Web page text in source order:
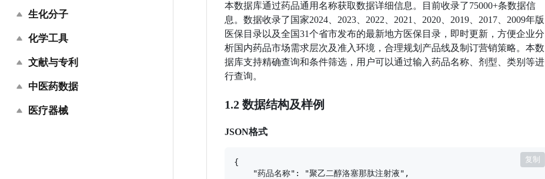
医保药品
基药目录
参比制剂目录
一致性评价
医院销售数据
药店销售数据
全国样本医院销售数据
医药交易
医药投融资
超说明书用药
特殊人群用药
药物相互作用
重复用药
禁忌症
国内外临床指南和共识
疾病专题（专业版）
疾病专题（科普版）
罕见病知识库
人类表型库
生化分子
化合物标识信息
反应信息
谱图数据
物化及计算性质
化学工具
核磁碳谱位移推理
化学结构式图像识别
编码渲染图片
文献与专利
著录项目
基本法律状态
中医药数据
中医药方剂
医疗器械
本数据库通过药品通用名称获取数据详细信息。目前收录了75000+条数据信
息。数据收录了国家2024、2023、2022、2021、2020、2019、2017、2009年版
医保目录以及全国31个省市发布的最新地方医保目录，即时更新，方便企业分
析国内药品市场需求层次及准入环境，合理规划产品线及制订营销策略。本数
据库支持精确查询和条件筛选，用户可以通过输入药品名称、剂型、类别等进
行查询。
1.2 数据结构及样例
JSON格式
复制
{
    "药品名称": "聚乙二醇洛塞那肽注射液",